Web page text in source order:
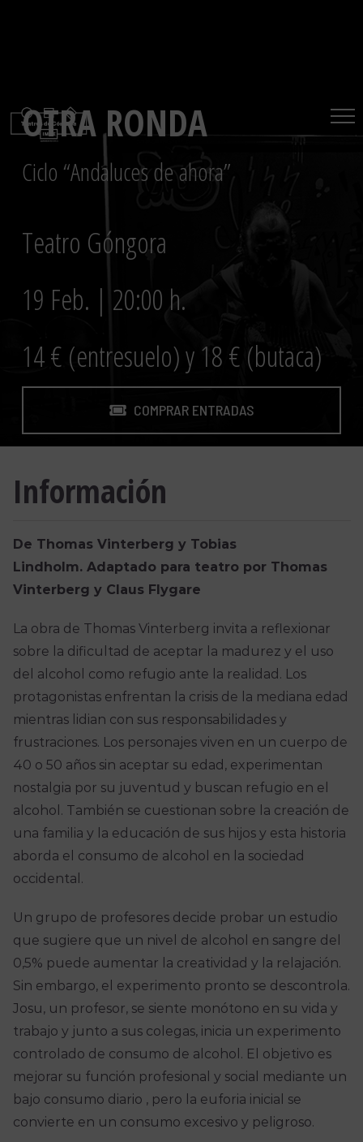
OTRA RONDA
Ciclo “Andaluces de ahora”
Teatro Góngora
19 Feb. | 20:00 h.
14 € (entresuelo) y 18 € (butaca)
COMPRAR ENTRADAS
Información
De Thomas Vinterberg y Tobias
Lindholm. Adaptado para teatro por Thomas
Vinterberg y Claus Flygare
La obra de Thomas Vinterberg invita a reflexionar
sobre la dificultad de aceptar la madurez y el uso
del alcohol como refugio ante la realidad. Los
protagonistas enfrentan la crisis de la mediana edad
mientras lidian con sus responsabilidades y
frustraciones. Los personajes viven en un cuerpo de
40 o 50 años sin aceptar su edad, experimentan
nostalgia por su juventud y buscan refugio en el
alcohol. También se cuestionan sobre la creación de
una familia y la educación de sus hijos y esta historia
aborda el consumo de alcohol en la sociedad
occidental.
Un grupo de profesores decide probar un estudio
que sugiere que un nivel de alcohol en sangre del
0,5% puede aumentar la creatividad y la relajación.
Sin embargo, el experimento pronto se descontrola.
Josu, un profesor, se siente monótono en su vida y
trabajo y junto a sus colegas, inicia un experimento
controlado de consumo de alcohol. El objetivo es
mejorar su función profesional y social mediante un
bajo consumo diario , pero la euforia inicial se
convierte en un consumo excesivo y peligroso.